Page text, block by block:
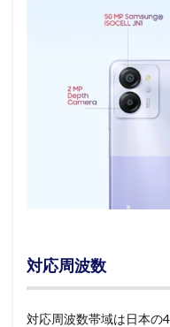
対応周波数
対応周波数帯域は日本の